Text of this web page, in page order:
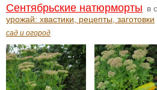
Сентябрьские натюрморты в
урожай: хвастики, рецепты, заготовки
сад и огород